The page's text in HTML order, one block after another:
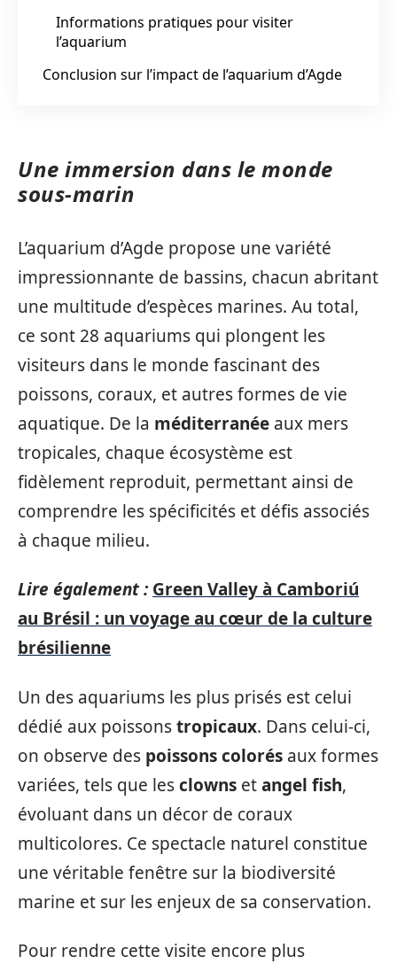
Informations pratiques pour visiter
l’aquarium
Conclusion sur l’impact de l’aquarium d’Agde
Une immersion dans le monde
sous-marin
L’aquarium d’Agde propose une variété
impressionnante de bassins, chacun abritant
une multitude d’espèces marines. Au total,
ce sont 28 aquariums qui plongent les
visiteurs dans le monde fascinant des
poissons, coraux, et autres formes de vie
aquatique. De la méditerranée aux mers
tropicales, chaque écosystème est
fidèlement reproduit, permettant ainsi de
comprendre les spécificités et défis associés
à chaque milieu.
Lire également : Green Valley à Camboriú
au Brésil : un voyage au cœur de la culture
brésilienne
Un des aquariums les plus prisés est celui
dédié aux poissonstropicaux. Dans celui-ci,
on observe des poissons colorés aux formes
variées, tels que lesclowns etangel fish,
évoluant dans un décor de coraux
multicolores. Ce spectacle naturel constitue
une véritable fenêtre sur la biodiversité
marine et sur les enjeux de sa conservation.
Pour rendre cette visite encore plus